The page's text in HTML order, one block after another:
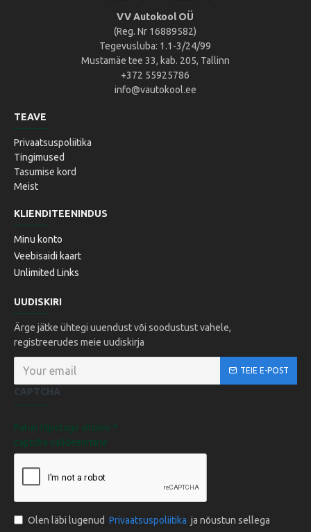
VV Autokool OÜ
(Reg. Nr 16889582)
Tegevusluba: 1.1-3/24/99
Mustamäe tee 33, kab. 205, Tallinn
+372 55925786
info@vautokool.ee
TEAVE
Privaatsuspoliitika
Tingimused
Tasumise kord
Meist
KLIENDITEENINDUS
Minu konto
Veebisaidi kaart
Unlimited Links
UUDISKIRI
Ärge jätke ühtegi uuendust või soodustust vahele,
registreerudes meie uudiskirja
TEIE E-POST
CAPTCHA
Palun lõpetage allolev
captcha valideerimine
Olen läbi lugenud Privaatsuspoliitika ja nõustun sellega